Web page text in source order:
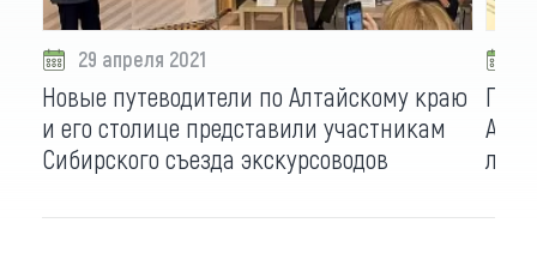
29 апреля 2021
Новые путеводители по Алтайскому краю
и его столице представили участникам
Сибирского съезда экскурсоводов